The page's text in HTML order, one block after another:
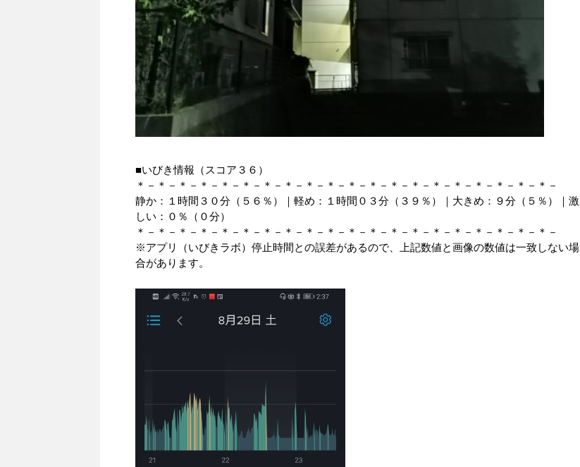
■いびき情報（スコア３６）
＊－＊－＊－＊－＊－＊－＊－＊－＊－＊－＊－＊－＊－＊－＊－＊－＊－＊－＊－＊－
静か：１時間３０分（５６％）｜軽め：１時間０３分（３９％）｜大きめ：９分（５％）｜激
しい：０％（０分）
＊－＊－＊－＊－＊－＊－＊－＊－＊－＊－＊－＊－＊－＊－＊－＊－＊－＊－＊－＊－
※アプリ（いびきラボ）停止時間との誤差があるので、上記数値と画像の数値は一致しない場
合があります。